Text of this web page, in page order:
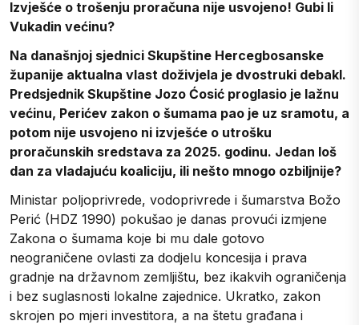
Izvješće o trošenju proračuna nije usvojeno! Gubi li
Vukadin većinu?
Na današnjoj sjednici Skupštine Hercegbosanske
županije aktualna vlast doživjela je dvostruki debakl.
Predsjednik Skupštine Jozo Ćosić proglasio je lažnu
većinu, Perićev zakon o šumama pao je uz sramotu, a
potom nije usvojeno ni izvješće o utrošku
proračunskih sredstava za 2025. godinu. Jedan loš
dan za vladajuću koaliciju, ili nešto mnogo ozbiljnije?
Ministar poljoprivrede, vodoprivrede i šumarstva Božo
Perić (HDZ 1990) pokušao je danas provući izmjene
Zakona o šumama koje bi mu dale gotovo
neograničene ovlasti za dodjelu koncesija i prava
gradnje na državnom zemljištu, bez ikakvih ograničenja
i bez suglasnosti lokalne zajednice. Ukratko, zakon
skrojen po mjeri investitora, a na štetu građana i